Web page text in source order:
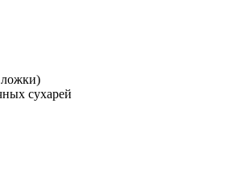
ложки)
сухарей